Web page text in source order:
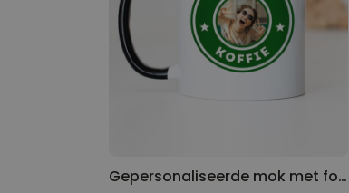
Gepersonaliseerde mok met foto en naam